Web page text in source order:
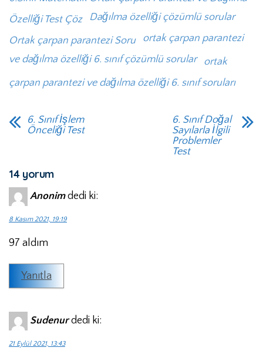
Özelliği Test Çöz
Dağılma özelliği çözümlü sorular
Ortak çarpan parantezi Soru
ortak çarpan parantezi
ve dağılma özelliği 6. sınıf çözümlü sorular
ortak
çarpan parantezi ve dağılma özelliği 6. sınıf soruları
6. Sınıf İşlem
Önceliği Test
6. Sınıf Doğal
Sayılarla İlgili
Problemler
Test
14 yorum
Anonim dedi ki:
8 Kasım 2021, 19:19
97 aldım
Yanıtla
Sudenur dedi ki:
21 Eylül 2021, 13:43